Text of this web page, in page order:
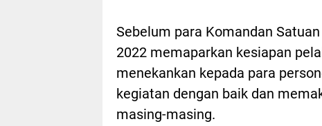
Sebelum para Komandan
2022 memaparkan kesiapan
menekankan kepada para
kegiatan dengan baik dan
masing-masing.